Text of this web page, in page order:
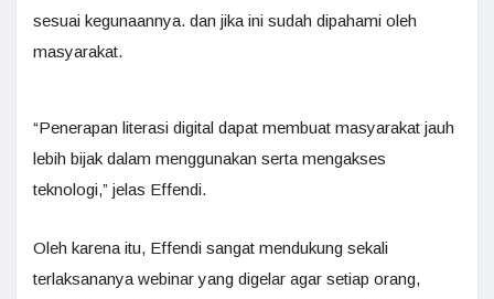
sesuai kegunaannya. dan jika ini sudah dipahami oleh
masyarakat.
“Penerapan literasi digital dapat membuat masyarakat jauh
lebih bijak dalam menggunakan serta mengakses
teknologi,” jelas Effendi.
Oleh karena itu, Effendi sangat mendukung sekali
terlaksananya webinar yang digelar agar setiap orang,